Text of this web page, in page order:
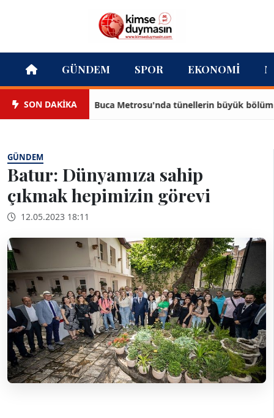
GÜNDEM SPOR EKONOMI
SON DAKİKABuca Metrosu'nda tünellerin büyük bölümü
GÜNDEM
Batur: Dünyamıza sahip
çıkmak hepimizin görevi
12.05.2023 18:11